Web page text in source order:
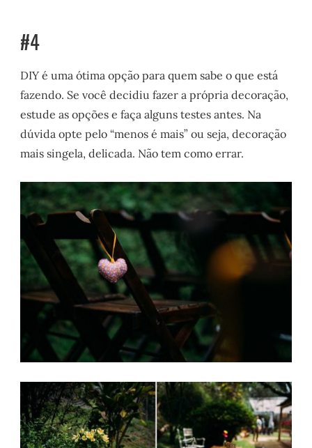
#4
DIY é uma ótima opção para quem sabe o que está
fazendo. Se você decidiu fazer a própria decoração,
estude as opções e faça alguns testes antes. Na
dúvida opte pelo “menos é mais” ou seja, decoração
mais singela, delicada. Não tem como errar.